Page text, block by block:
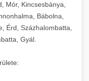
Mór, Kincsesbánya,
Bábolna,
Érd, Százhalombatta,
Gyál.